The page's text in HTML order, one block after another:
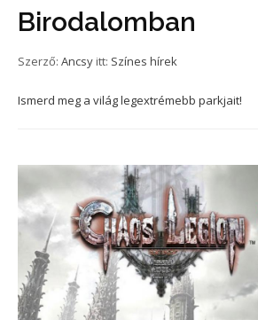
Birodalomban
Szerző: Ancsy itt: Színes hírek
Ismerd meg a világ legextrémebb parkjait!